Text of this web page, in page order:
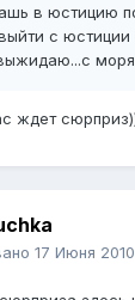
в юстицию
с
моря
ждет
17 Июня 2010